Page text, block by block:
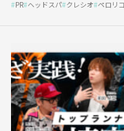
スパ比率1.5倍アップの秘
PR ヘッドスパ クレシオ ペロリコ